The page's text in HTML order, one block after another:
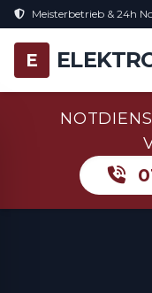
Meisterbetrieb & 24h
E